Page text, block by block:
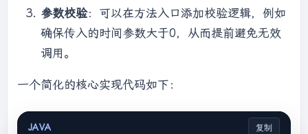
参数校验：可以在方法入口添加校验逻辑，例如
确保传入的时间参数大于0，从而提前避免无效
调用。
一个简化的核心实现代码如下：
JAVA 复制